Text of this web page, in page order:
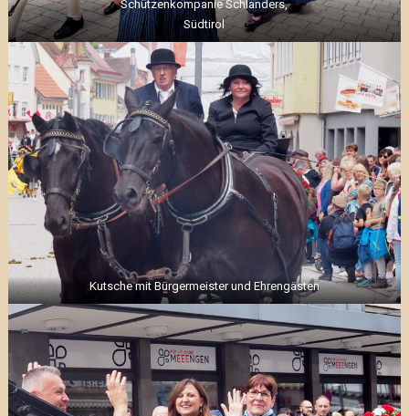
Schützenkompanie Schlanders,
Südtirol
Kutsche mit Bürgermeister und Ehrengästen